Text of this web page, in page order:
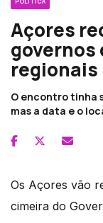
Açores
governos
regionais
O encontro tinha
mas a data e o
Os Açores vão
cimeira do